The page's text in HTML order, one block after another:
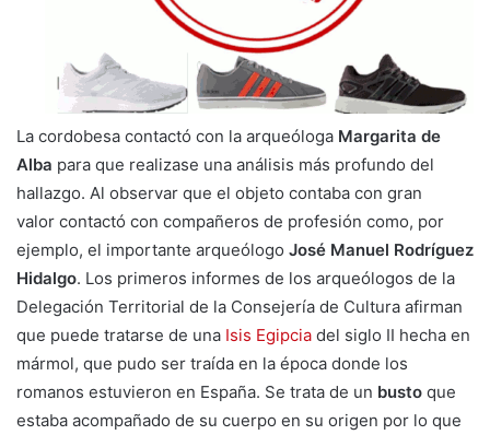
La cordobesa contactó con la arqueóloga Margarita de
Alba para que realizase una análisis más profundo del
hallazgo. Al observar que el objeto contaba con gran
valor contactó con compañeros de profesión como, por
ejemplo, el importante arqueólogo José Manuel Rodríguez
Hidalgo. Los primeros informes de los arqueólogos de la
Delegación Territorial de la Consejería de Cultura afirman
que puede tratarse de una Isis Egipcia del siglo II hecha en
mármol, que pudo ser traída en la época donde los
romanos estuvieron en España. Se trata de un busto que
estaba acompañado de su cuerpo en su origen por lo que